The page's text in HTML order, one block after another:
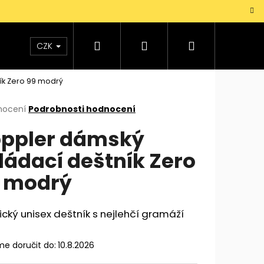
VŮNĚ DOPLŇKY
CZK Hledat PřihlášeníNákupní
Zero 99 modrý
Podrobnosti hodnocení
dámský
deštník Zero
modrý
unisex deštník s nejlehčí gramáží
doručit do: 10.8.2026